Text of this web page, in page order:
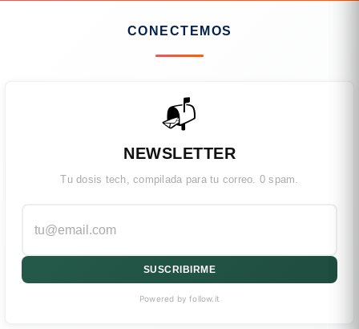
CONECTEMOS
📬
NEWSLETTER
Tu dosis tech, compilada para tu correo. 0 spam.
SUSCRIBIRME
Powered by follow.it